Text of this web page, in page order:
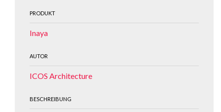
PRODUKT
Inaya
AUTOR
ICOS Architecture
BESCHREIBUNG